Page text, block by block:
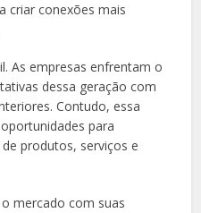
criar conexões mais
As empresas enfrentam o
dessa geração com
Contudo, essa
para
produtos, serviços e
mercado com suas